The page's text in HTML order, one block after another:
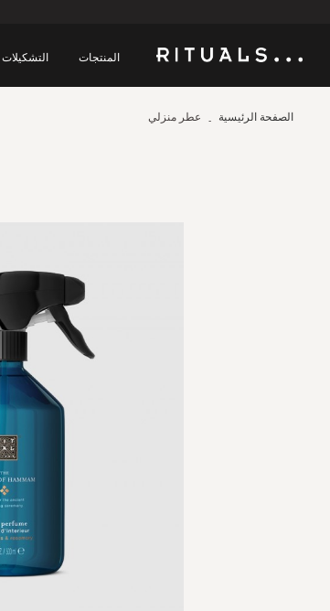
المنتجات التشكيلات
الصفحة الرئيسية عطر منزلي